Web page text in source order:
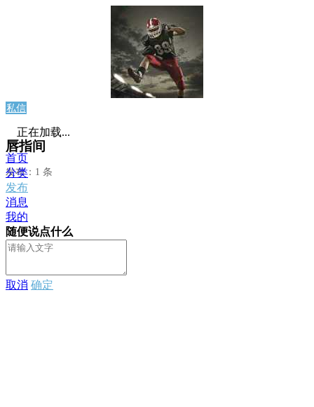
私信
唇指间
发布：1 条
正在加载...
首页
分类
发布
消息
我的
随便说点什么
取消 确定